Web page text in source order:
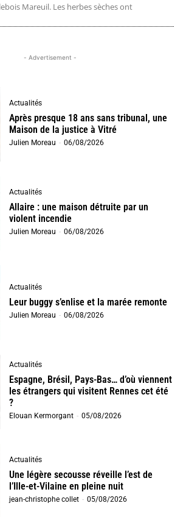
Mareuil. Les herbes sèches ont
- Advertisement -
Actualités
Après presque 18 ans sans tribunal, une
Maison de la justice à Vitré
Julien Moreau - 06/08/2026
Actualités
Allaire : une maison détruite par un
violent incendie
Julien Moreau - 06/08/2026
Actualités
Leur buggy s’enlise et la marée remonte
Julien Moreau - 06/08/2026
Actualités
Espagne, Brésil, Pays-Bas… d’où viennent
les étrangers qui visitent Rennes cet été
?
Elouan Kermorgant - 05/08/2026
Actualités
Une légère secousse réveille l’est de
l’Ille-et-Vilaine en pleine nuit
jean-christophe collet - 05/08/2026